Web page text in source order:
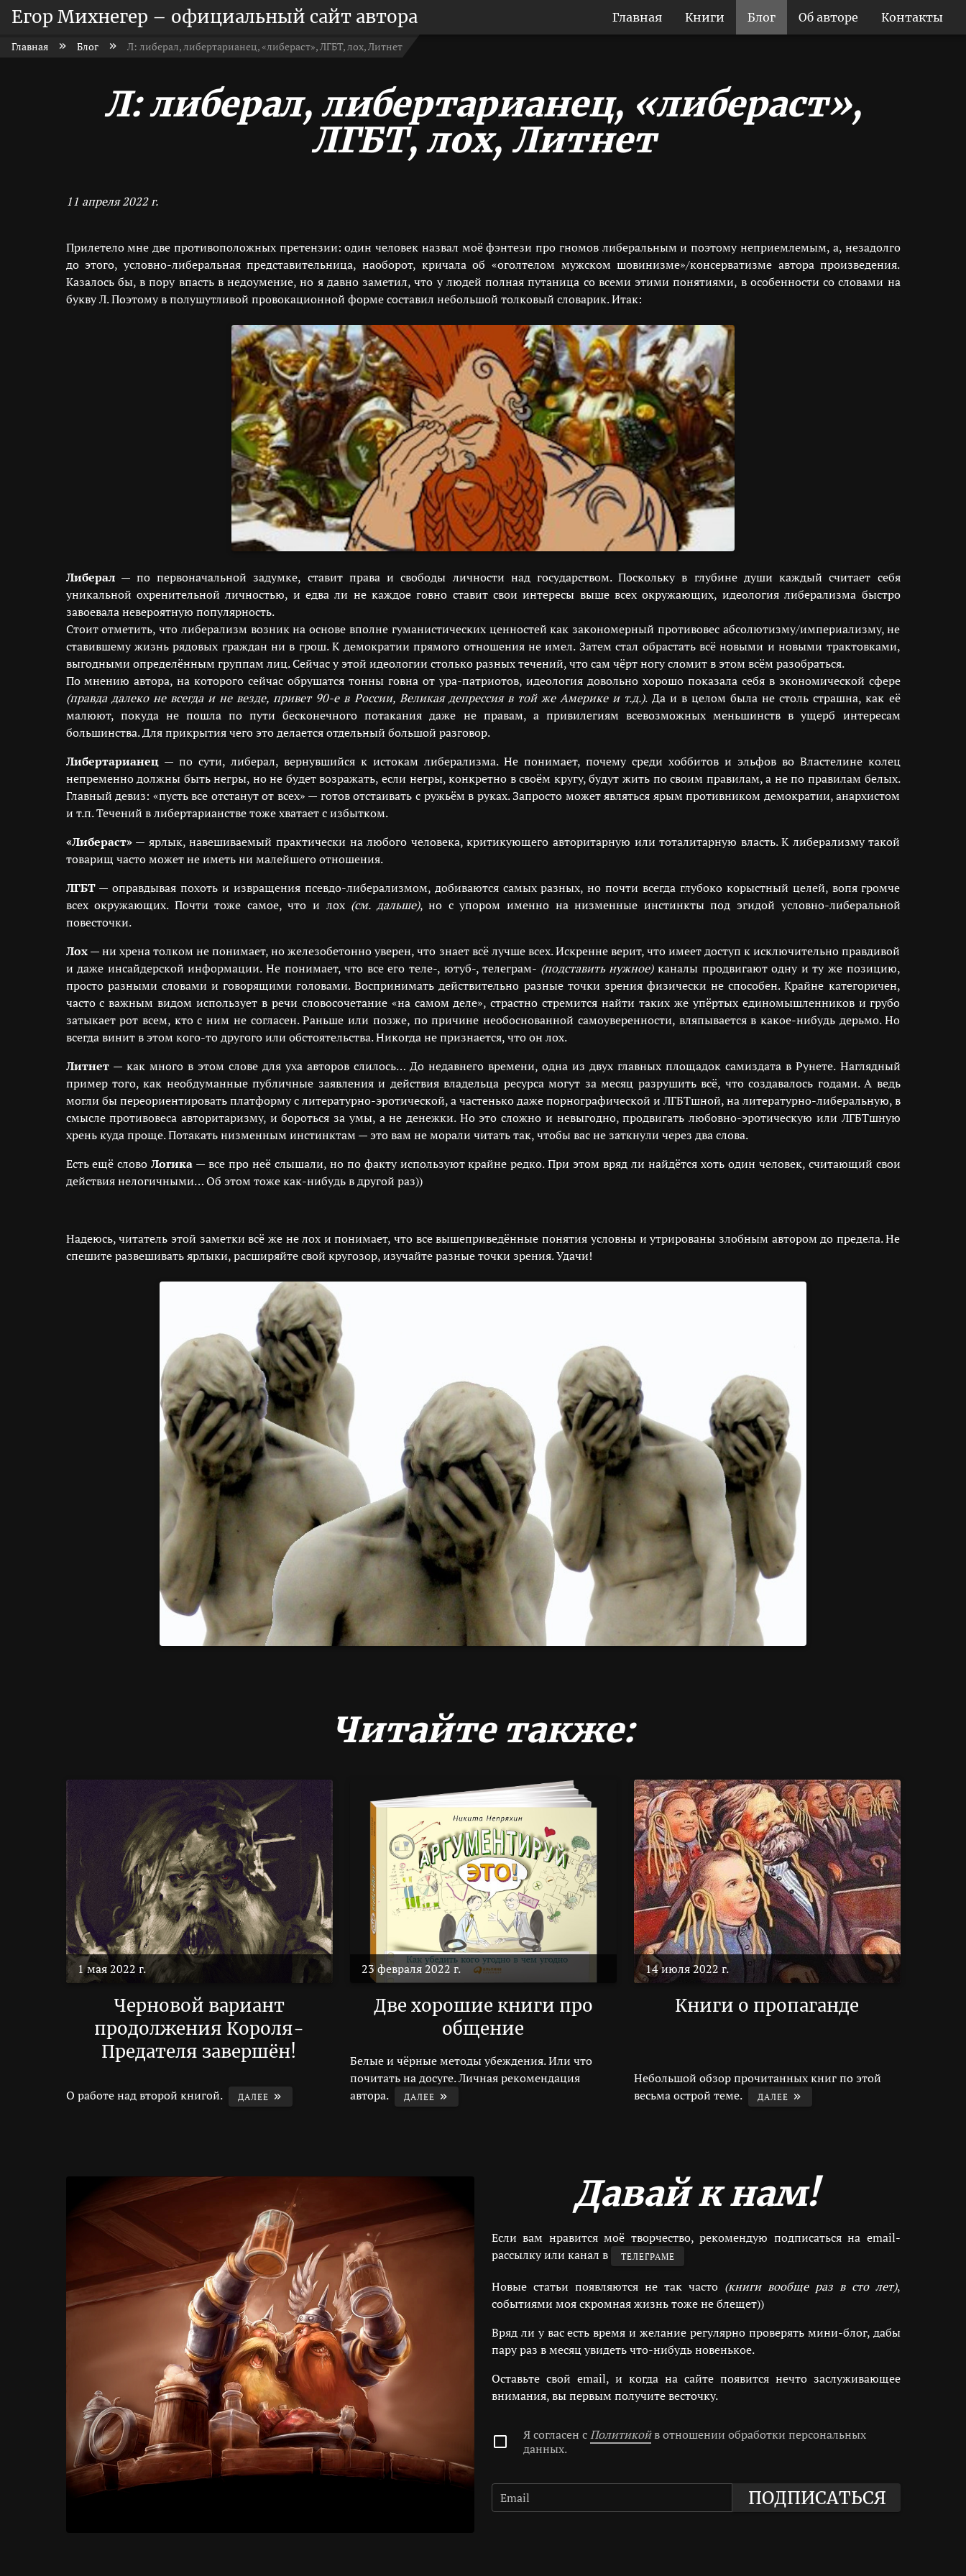
Егор Михнегер – официальный сайт автора Главная Книги Блог Об авторе Контакты
Главная Блог Л: либерал, либертарианец, «либераст», ЛГБТ, лох, Литнет
Л: либерал, либертарианец, «либераст»,
ЛГБТ, лох, Литнет
11 апреля 2022 г.
Прилетело мне две противоположных претензии: один человек назвал моё фэнтези про гномов либеральным и поэтому неприемлемым, а, незадолго
до этого, условно-либеральная представительница, наоборот, кричала об «оголтелом мужском шовинизме»/консерватизме автора произведения.
Казалось бы, в пору впасть в недоумение, но я давно заметил, что у людей полная путаница со всеми этими понятиями, в особенности со словами на
букву Л. Поэтому в полушутливой провокационной форме составил небольшой толковый словарик. Итак:
Либерал— по первоначальной задумке, ставит права и свободы личности над государством. Поскольку в глубине души каждый считает себя
уникальной охренительной личностью, и едва ли не каждое говно ставит свои интересы выше всех окружающих, идеология либерализма быстро
завоевала невероятную популярность.
Стоит отметить, что либерализм возник на основе вполне гуманистических ценностей как закономерный противовес абсолютизму/империализму, не
ставившему жизнь рядовых граждан ни в грош. К демократии прямого отношения не имел. Затем стал обрастать всё новыми и новыми трактовками,
выгодными определённым группам лиц. Сейчас у этой идеологии столько разных течений, что сам чёрт ногу сломит в этом всём разобраться.
По мнению автора, на которого сейчас обрушатся тонны говна от ура-патриотов, идеология довольно хорошо показала себя в экономической сфере
(правда далеко не всегда и не везде, привет 90-е в России, Великая депрессия в той же Америке и т.д.). Да и в целом была не столь страшна, как её
малюют, покуда не пошла по пути бесконечного потакания даже не правам, а привилегиям всевозможных меньшинств в ущерб интересам
большинства. Для прикрытия чего это делается отдельный большой разговор.
Либертарианец— по сути, либерал, вернувшийся к истокам либерализма. Не понимает, почему среди хоббитов и эльфов во Властелине колец
непременно должны быть негры, но не будет возражать, если негры, конкретно в своём кругу, будут жить по своим правилам, а не по правилам белых.
Главный девиз: «пусть все отстанут от всех» — готов отстаивать с ружьём в руках. Запросто может являться ярым противником демократии, анархистом
и т.п. Течений в либертарианстве тоже хватает с избытком.
«Либераст»— ярлык, навешиваемый практически на любого человека, критикующего авторитарную или тоталитарную власть. К либерализму такой
товарищ часто может не иметь ни малейшего отношения.
ЛГБТ— оправдывая похоть и извращения псевдо-либерализмом, добиваются самых разных, но почти всегда глубоко корыстный целей, вопя громче
всех окружающих. Почти тоже самое, что и лох (см. дальше), но с упором именно на низменные инстинкты под эгидой условно-либеральной
повесточки.
Лох— ни хрена толком не понимает, но железобетонно уверен, что знает всё лучше всех. Искренне верит, что имеет доступ к исключительно правдивой
и даже инсайдерской информации. Не понимает, что все его теле-, ютуб-, телеграм- (подставить нужное)каналы продвигают одну и ту же позицию,
просто разными словами и говорящими головами. Воспринимать действительно разные точки зрения физически не способен. Крайне категоричен,
часто с важным видом использует в речи словосочетание «на самом деле», страстно стремится найти таких же упёртых единомышленников и грубо
затыкает рот всем, кто с ним не согласен. Раньше или позже, по причине необоснованной самоуверенности, вляпывается в какое-нибудь дерьмо. Но
всегда винит в этом кого-то другого или обстоятельства. Никогда не признается, что он лох.
Литнет— как много в этом слове для уха авторов слилось… До недавнего времени, одна из двух главных площадок самиздата в Рунете. Наглядный
пример того, как необдуманные публичные заявления и действия владельца ресурса могут за месяц разрушить всё, что создавалось годами. А ведь
могли бы переориентировать платформу с литературно-эротической, а частенько даже порнографической и ЛГБТшной, на литературно-либеральную, в
смысле противовеса авторитаризму, и бороться за умы, а не денежки. Но это сложно и невыгодно, продвигать любовно-эротическую или ЛГБТшную
хрень куда проще. Потакать низменным инстинктам — это вам не морали читать так, чтобы вас не заткнули через два слова.
Есть ещё словоЛогика — все про неё слышали, но по факту используют крайне редко. При этом вряд ли найдётся хоть один человек, считающий свои
действия нелогичными… Об этом тоже как-нибудь в другой раз))
Надеюсь, читатель этой заметки всё же не лох и понимает, что все вышеприведённые понятия условны и утрированы злобным автором до предела. Не
спешите развешивать ярлыки, расширяйте свой кругозор, изучайте разные точки зрения. Удачи!
Читайте также:
1 мая 2022 г.
Черновой вариант
продолжения Короля-
Предателя завершён!
О работе над второй книгой. ДАЛЕЕ
23 февраля 2022 г.
Две хорошие книги про
общение
Белые и чёрные методы убеждения. Или что
почитать на досуге. Личная рекомендация
автора.
ДАЛЕЕ
14 июля 2022 г.
Книги о пропаганде
Небольшой обзор прочитанных книг по этой
весьма острой теме.
ДАЛЕЕ
Давай к нам!
Если вам нравится моё творчество, рекомендую подписаться на email-
рассылку или канал в
ТЕЛЕГРАМE
Новые статьи появляются не так часто (книги вообще раз в сто лет),
событиями моя скромная жизнь тоже не блещет))
Вряд ли у вас есть время и желание регулярно проверять мини-блог, дабы
пару раз в месяц увидеть что-нибудь новенькое.
Оставьте свой email, и когда на сайте появится нечто заслуживающее
внимания, вы первым получите весточку.
Я согласен сПолитикойв отношении обработки персональных
данных.
Email ПОДПИСАТЬСЯ